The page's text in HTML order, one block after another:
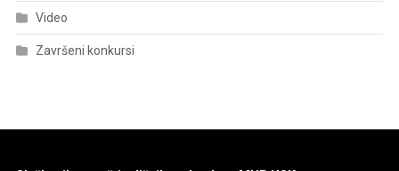
Video
Završeni konkursi